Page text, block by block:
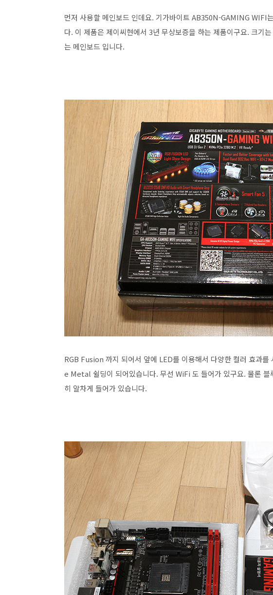
먼저 사용할 메인보드 인데요. 기가바이트 AB350N-GAMING WIFI
다. 이 제품은 제이씨현에서 3년 무상보증을 하는 제품이구요. 크기
는 메인보드 입니다.
RGB Fusion 까지 되어서 앞에 LED를 이용해서 다양한 컬러 효과
e Metal 쉴딩이 되어있습니다. 무선 WiFi 도 들어가 있구요. 물론 블
히 알차게 들어가 있습니다.